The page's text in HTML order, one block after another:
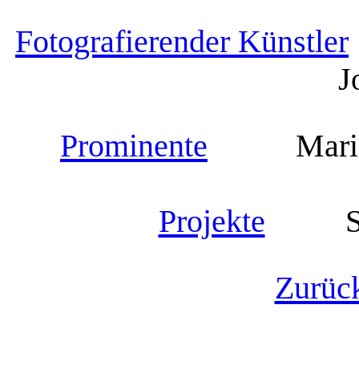
Fotografierender Künstler
Prominente
Projekte